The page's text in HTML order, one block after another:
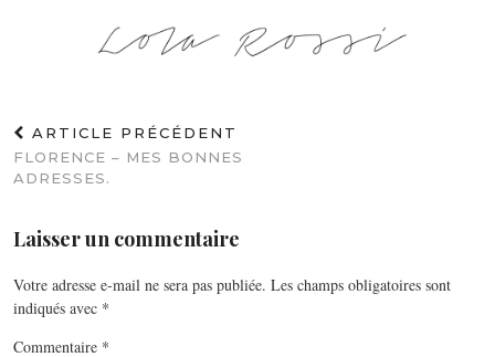
ARTICLE PRÉCÉDENT
FLORENCE – MES BONNES
ADRESSES.
Laisser un commentaire
Votre adresse e-mail ne sera pas publiée. Les champs obligatoires sont
indiqués avec *
Commentaire *